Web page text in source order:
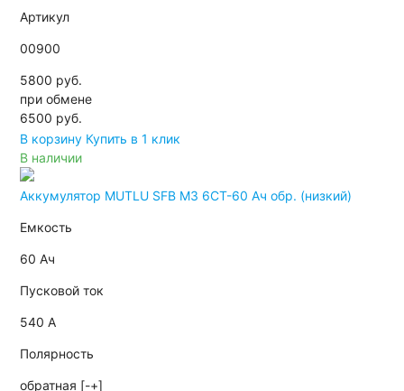
Артикул
00900
5800 руб.
при обмене
6500 руб.
В корзину Купить в 1 клик
В наличии
Аккумулятор MUTLU SFB M3 6СТ-60 Ач обр. (низкий)
Емкость
60 Ач
Пусковой ток
540 А
Полярность
обратная [-+]